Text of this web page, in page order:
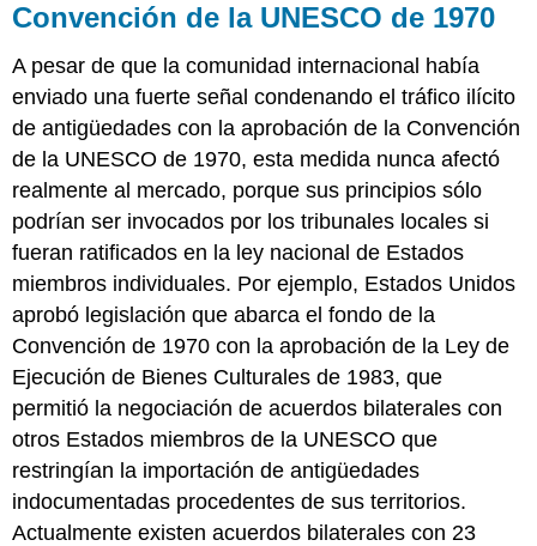
Convención de la UNESCO de 1970
A pesar de que la comunidad internacional había
enviado una fuerte señal condenando el tráfico ilícito
de antigüedades con la aprobación de la Convención
de la UNESCO de 1970, esta medida nunca afectó
realmente al mercado, porque sus principios sólo
podrían ser invocados por los tribunales locales si
fueran ratificados en la ley nacional de Estados
miembros individuales. Por ejemplo, Estados Unidos
aprobó legislación que abarca el fondo de la
Convención de 1970 con la aprobación de la Ley de
Ejecución de Bienes Culturales de 1983, que
permitió la negociación de acuerdos bilaterales con
otros Estados miembros de la UNESCO que
restringían la importación de antigüedades
indocumentadas procedentes de sus territorios.
Actualmente existen acuerdos bilaterales con 23